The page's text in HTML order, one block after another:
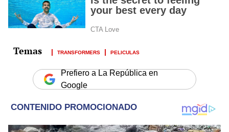
TRANSFORMERS PELICULAS
Prefiero a La República en
Google